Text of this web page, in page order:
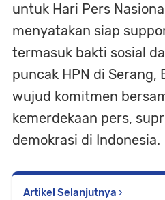
untuk Hari Pers
menyatakan siap
termasuk bakti sosial
puncak HPN di Serang,
wujud komitmen
kemerdekaan pers,
demokrasi di Indonesia.
Artikel Selanjutnya